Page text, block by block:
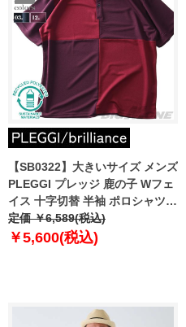
【SB0322】大きいサイズ メンズ
PLEGGI プレッジ 鹿の子 Wフェ
イス 十字切替 半袖 ポロシャツ
リサイクルポリエステル使用 64-
44006-2
定価 ￥6,589(税込)
￥5,600(税込)